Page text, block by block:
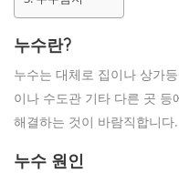
누수란?
누수는 대체로 집이나 상가
이나 수도관 기타 다른 곳
해결하는 것이 바람직합니다.
누수 원인